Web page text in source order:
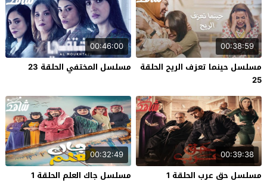
00:38:59
مسلسل حينما تعزف الريح الحلقة
25
00:46:00
مسلسل المختفي الحلقة 23
00:39:38
مسلسل حق عرب الحلقة 1
00:32:49
مسلسل جاك العلم الحلقة 1